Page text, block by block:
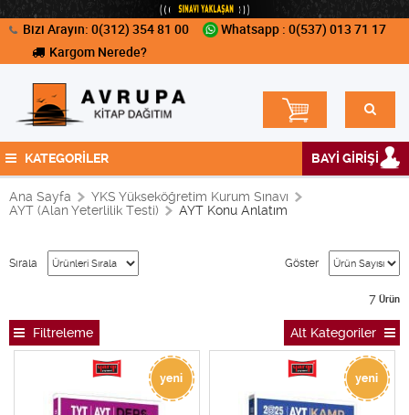
Bizi Arayın: 0(312) 354 81 00
Whatsapp : 0(537) 013 71 17
Kargom Nerede?
KATEGORİLER BAYİ GİRİŞİ
Ana Sayfa
YKS Yükseköğretim Kurum Sınavı
AYT (Alan Yeterlilik Testi)
AYT Konu Anlatım
Sırala Göster
7 Ürün
Filtreleme Alt Kategoriler